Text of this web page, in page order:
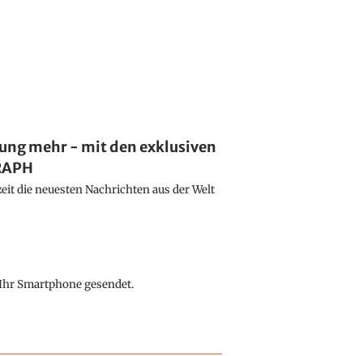
mehr - mit den exklusiven
die neuesten Nachrichten aus der Welt
Smartphone gesendet.